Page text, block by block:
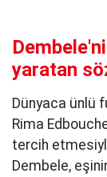
yaratan
Dünyaca ünlü
Rima
tercih
Dembele,